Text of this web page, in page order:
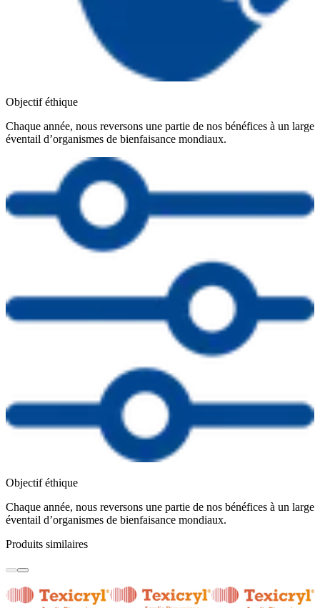
Objectif éthique
Chaque année, nous reversons une partie de nos bénéfices à un large
éventail d’organismes de bienfaisance mondiaux.
Objectif éthique
Chaque année, nous reversons une partie de nos bénéfices à un large
éventail d’organismes de bienfaisance mondiaux.
Produits similaires